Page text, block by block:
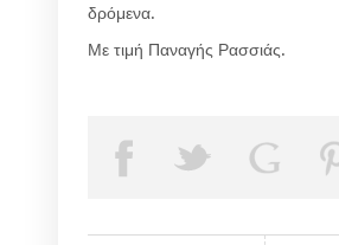
δρόμενα.
Με τιμή Παναγής Ρασσιάς.